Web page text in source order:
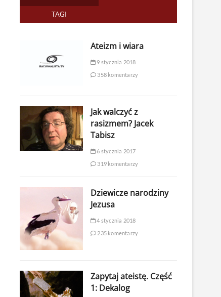
TAGI
Ateizm i wiara
9 stycznia 2018
358 komentarzy
Jak walczyć z
rasizmem? Jacek
Tabisz
6 stycznia 2017
319 komentarzy
Dziewicze narodziny
Jezusa
4 stycznia 2018
235 komentarzy
Zapytaj ateistę. Część
1: Dekalog